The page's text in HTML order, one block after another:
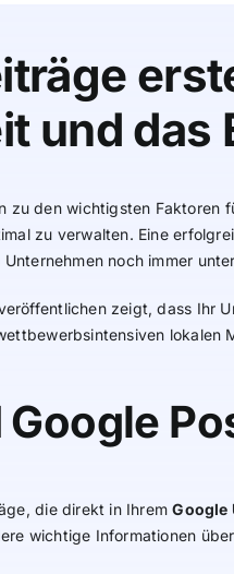
und das
zu den wichtigsten Faktoren
zu verwalten. Eine
Unternehmen noch immer
zeigt, dass Ihr
die direkt in IhremGoogle
wichtige Informationen